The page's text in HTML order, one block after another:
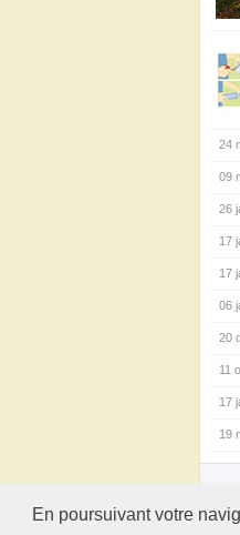
En poursuivant votre
24
09
26
17
17
06
20
11
17
19